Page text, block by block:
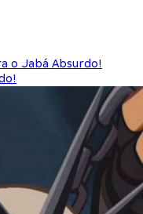
o Jabá Absurdo!